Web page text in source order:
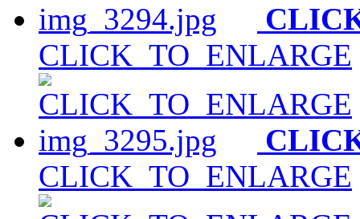
CLICK_TO_ENLARGE
CLICK_TO_ENLARGE